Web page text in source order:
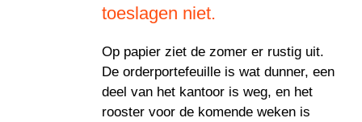
toeslagen niet.
Op papier ziet de zomer er rustig uit.
De orderportefeuille is wat dunner, een
deel van het kantoor is weg, en het
rooster voor de komende weken is